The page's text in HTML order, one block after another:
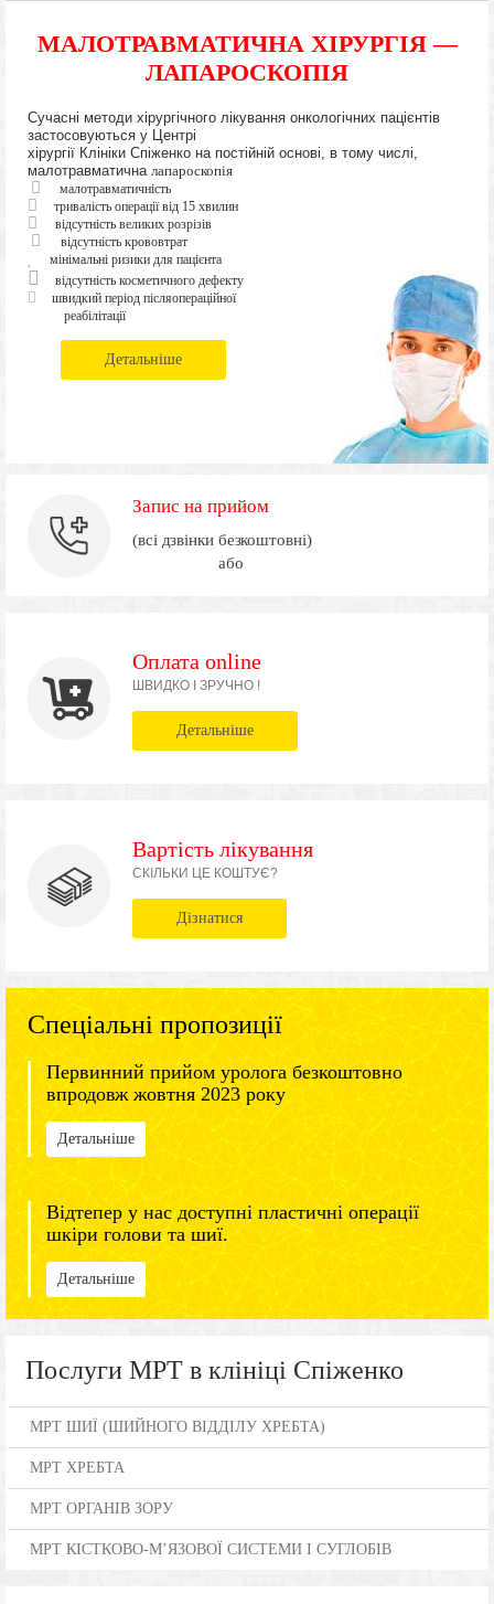
МАЛОТРАВМАТИЧНА ХІРУРГІЯ —
ЛАПАРОСКОПІЯ
Сучасні методи хірургічного лікування онкологічних пацієнтів
застосовуються у Центрі
хірургії Клініки Спіженко на постійній основі, в тому числі,
малотравматична лапароскопія
малотравматичність
тривалість операції від 15 хвилин
відсутність великих розрізів
відсутність крововтрат
мінімальні ризики для пацієнта
відсутність косметичного дефекту
швидкий період післяопераційної
реабілітації
Детальніше
Запис на прийом
(всі дзвінки безкоштовні)
або
Оплата online
ШВИДКО І ЗРУЧНО !
Детальніше
Вартість лікування
СКІЛЬКИ ЦЕ КОШТУЄ?
Дізнатися
Спеціальні пропозиції
Первинний прийом уролога безкоштовно
впродовж жовтня 2023 року
Детальніше
Відтепер у нас доступні пластичні операції
шкіри голови та шиї.
Детальніше
Послуги МРТ в клініці Спіженко
МРТ ШИЇ (ШИЙНОГО ВІДДІЛУ ХРЕБТА)
МРТ ХРЕБТА
МРТ ОРГАНІВ ЗОРУ
МРТ КІСТКОВО-М’ЯЗОВОЇ СИСТЕМИ І СУГЛОБІВ